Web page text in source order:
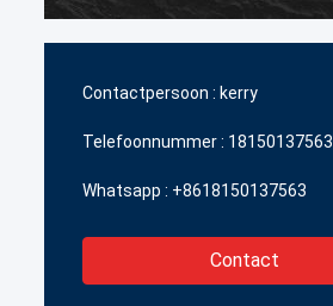
Contactpersoon : kerry
Telefoonnummer : 18150137563
Whatsapp : +8618150137563
Contact